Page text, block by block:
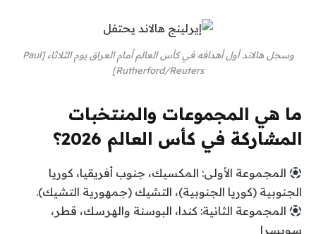
وسجل هالاند أول أهدافه في كأس العالم أمام العراق يوم الثلاثاء [Paul
Rutherford/Reuters]
ما هي المجموعات والمنتخبات
المشاركة في كأس العالم 2026؟
المجموعة الأولى: المكسيك، جنوب أفريقيا، كوريا
الجنوبية (كوريا الجنوبية)، التشيك (جمهورية التشيك).
المجموعة الثانية: كندا، البوسنة والهرسك، قطر،
سويسرا